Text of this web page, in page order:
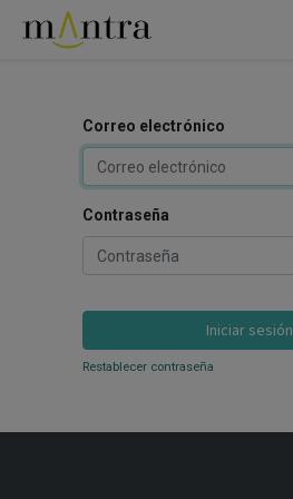
Correo electrónico
Contraseña
Iniciar sesión
Restablecer contraseña